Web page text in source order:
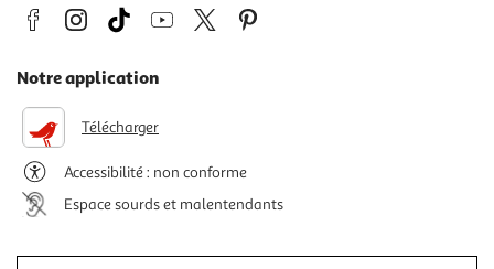
Notre application
Télécharger
Accessibilité : non conforme
Espace sourds et malentendants